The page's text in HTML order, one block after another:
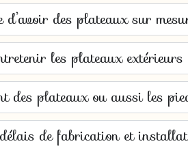
d’avoir des plateaux sur
les plateaux
des plateaux ou aussi les
de fabrication et